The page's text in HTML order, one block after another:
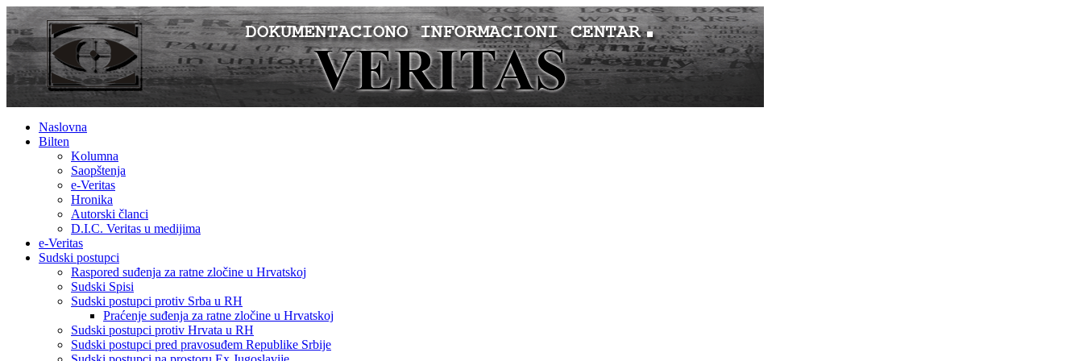
Naslovna
Bilten
Kolumna
Saopštenja
e-Veritas
Hronika
Autorski članci
D.I.C. Veritas u medijima
e-Veritas
Sudski postupci
Raspored suđenja za ratne zločine u Hrvatskoj
Sudski Spisi
Sudski postupci protiv Srba u RH
Praćenje suđenja za ratne zločine u Hrvatskoj
Sudski postupci protiv Hrvata u RH
Sudski postupci pred pravosuđem Republike Srbije